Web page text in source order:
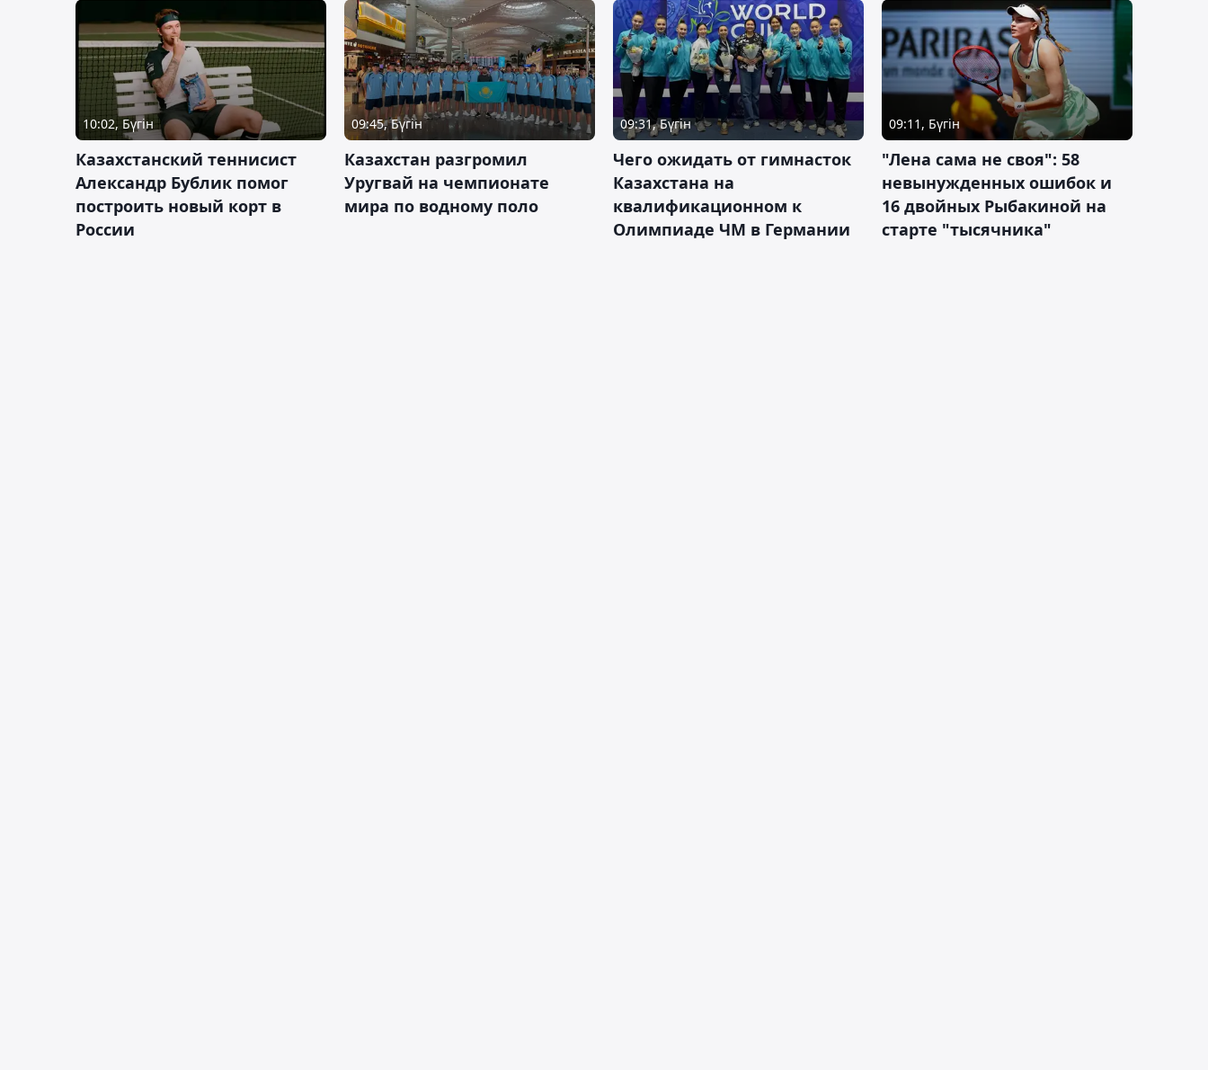
10:02, Бүгін
Казахстанский теннисист
Александр Бублик помог
построить новый корт в
России
09:45, Бүгін
Казахстан разгромил
Уругвай на чемпионате
мира по водному поло
09:31, Бүгін
Чего ожидать от гимнасток
Казахстана на
квалификационном к
Олимпиаде ЧМ в Германии
09:11, Бүгін
"Лена сама не своя": 58
невынужденных ошибок и
16 двойных Рыбакиной на
старте "тысячника"